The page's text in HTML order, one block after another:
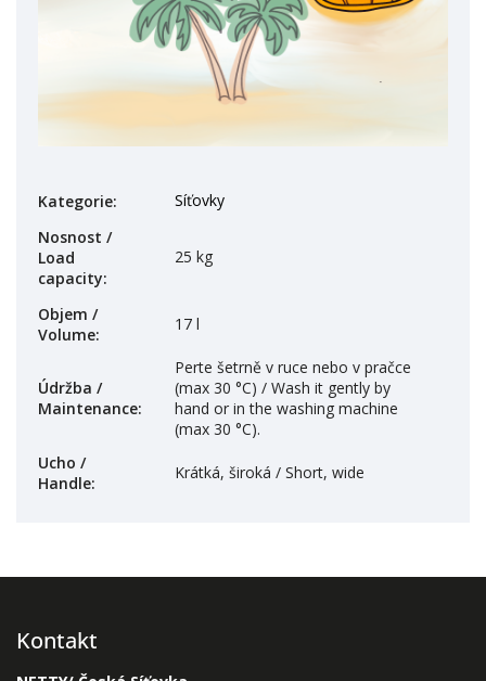
Kategorie:
Síťovky
Nosnost /
Load
capacity:
25 kg
Objem /
Volume:
17 l
Údržba /
Maintenance:
Perte šetrně v ruce nebo v pračce
(max 30 °C) / Wash it gently by
hand or in the washing machine
(max 30 °C).
Ucho /
Handle:
Krátká, široká / Short, wide
Kontakt